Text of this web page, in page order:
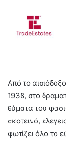
Από το
1938, στο
θύματα του
σκοτεινό,
φωτίζει όλο το